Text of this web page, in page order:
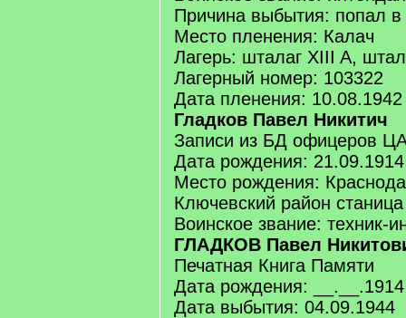
Причина выбытия: попал в
Место пленения: Калач
Лагерь: шталаг XIII A,
Лагерный номер: 103322
Дата пленения: 10.08.1942
Гладков Павел Никитич
Записи из БД офицеров
Дата рождения: 21.09.1914
Место рождения:
Ключевский район
Воинское звание: техник-
ГЛАДКОВ Павел
Печатная Книга Памяти
Дата рождения: __.__.1914
Дата выбытия: 04.09.1944